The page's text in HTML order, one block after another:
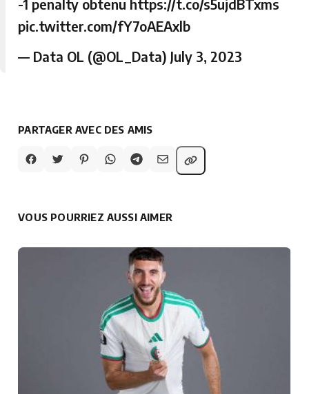
-1 penalty obtenu https://t.co/s5ujdBTxms
pic.twitter.com/fY7oAEAxlb
— Data OL (@OL_Data) July 3, 2023
PARTAGER AVEC DES AMIS
VOUS POURRIEZ AUSSI AIMER